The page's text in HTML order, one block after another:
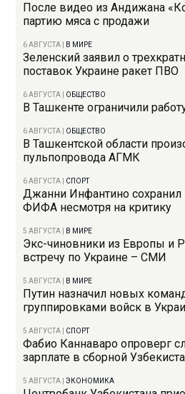
После видео из Андижана
партию мяса с продажи
6 АВГУСТА В МИРЕ
Зеленский заявил о
поставок Украине ракет ПВО
6 АВГУСТА ОБЩЕСТВО
В Ташкенте ограничили
6 АВГУСТА ОБЩЕСТВО
В Ташкентской области
пульпопровода АГМК
6 АВГУСТА СПОРТ
Джанни Инфантино сохранил
ФИФА несмотря на критику
5 АВГУСТА В МИРЕ
Экс-чиновники из Европы и
встречу по Украине – СМИ
5 АВГУСТА В МИРЕ
Путин назначил новых
группировками войск в
5 АВГУСТА СПОРТ
Фабио Каннаваро опроверг
зарплате в сборной
5 АВГУСТА |ЭКОНОМИКА